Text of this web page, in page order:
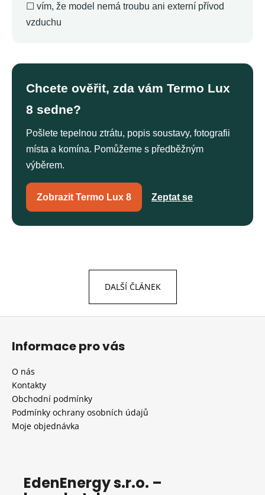
☐ vím, že model nemá troubu ani externí přívod
vzduchu
Chcete ověřit, zda vám Termo Lux
8 sedne?
Pošlete tepelnou ztrátu, popis soustavy, fotografii
místa a komína. Pomůžeme s předběžným
výběrem.
Zobrazit Termo Lux 8 Zeptat se
DALŠÍ ČLÁNEK
Z
Informace pro vás
O nás
Kontakty
Obchodní podmínky
Podmínky ochrany osobních údajů
Moje objednávka
EdenEnergy s.r.o. –